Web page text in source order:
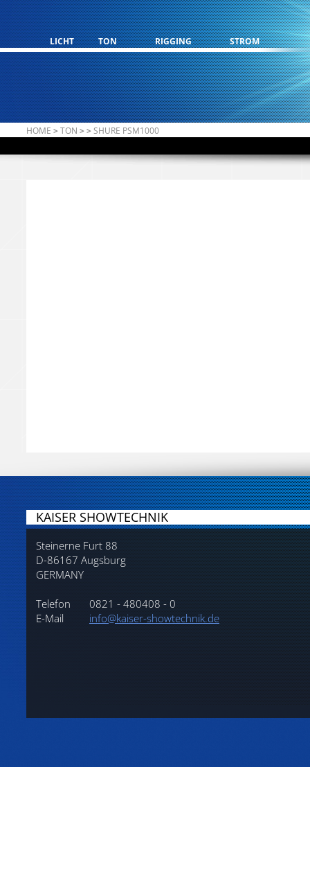
LICHT TON RIGGING STROM
HOME >TON >>SHURE PSM1000
KAISER SHOWTECHNIK
Steinerne Furt 88
D-86167 Augsburg
GERMANY
Telefon
0821 - 480408 - 0
E-Mail
info@kaiser-showtechnik.de